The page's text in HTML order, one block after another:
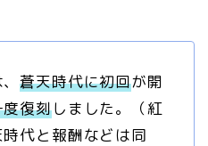
、蒼天時代に初回が開
復刻しました。（紅
代と報酬などは同